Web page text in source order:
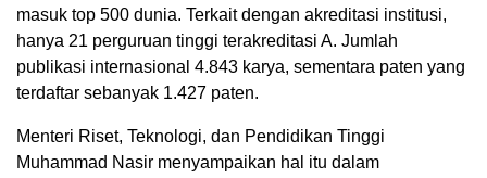
masuk top 500 dunia. Terkait dengan akreditasi institusi,
hanya 21 perguruan tinggi terakreditasi A. Jumlah
publikasi internasional 4.843 karya, sementara paten yang
terdaftar sebanyak 1.427 paten.
Menteri Riset, Teknologi, dan Pendidikan Tinggi
Muhammad Nasir menyampaikan hal itu dalam